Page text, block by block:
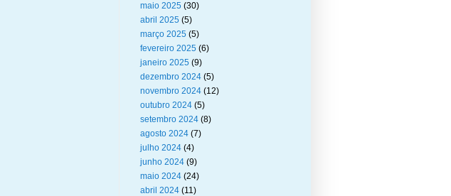
maio 2025 (30)
abril 2025 (5)
março 2025 (5)
fevereiro 2025 (6)
janeiro 2025 (9)
dezembro 2024 (5)
novembro 2024 (12)
outubro 2024 (5)
setembro 2024 (8)
agosto 2024 (7)
julho 2024 (4)
junho 2024 (9)
maio 2024 (24)
abril 2024 (11)